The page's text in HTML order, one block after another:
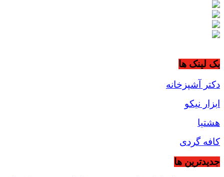
بک لینک ها
دکتر آشپزخانه
ابزار نیکو
هشتیا
کافه گردی
جديدترين ها